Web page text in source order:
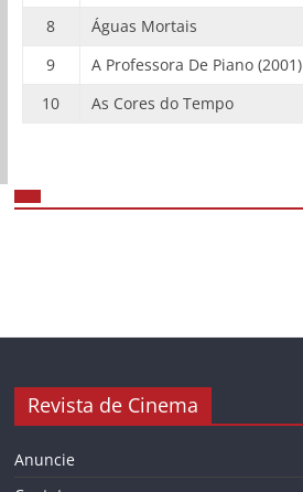
8
Águas Mortais
9
A Professora De Piano (2001)
10
As Cores do Tempo
Revista de Cinema
Anuncie